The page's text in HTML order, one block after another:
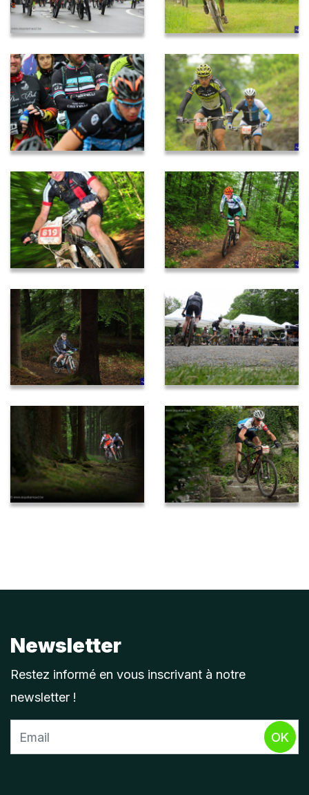
Newsletter
Restez informé en vous inscrivant à notre
newsletter !
OK